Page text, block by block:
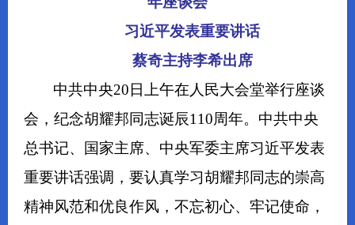
习近平发表重要讲话
蔡奇主持李希出席
中共中央20日上午在人民大会堂举行座谈
会，纪念胡耀邦同志诞辰110周年。中共中央
总书记、国家主席、中央军委主席习近平发表
重要讲话强调，要认真学习胡耀邦同志的崇高
精神风范和优良作风，不忘初心、牢记使命，